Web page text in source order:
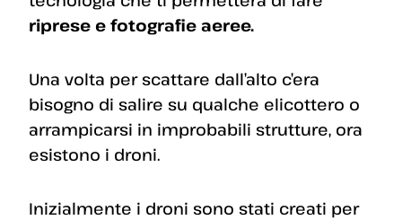
riprese e fotografie aeree.
Una volta per scattare dall’alto c’era
bisogno di salire su qualche elicottero o
arrampicarsi in improbabili strutture, ora
esistono i droni.
Inizialmente i droni sono stati creati per